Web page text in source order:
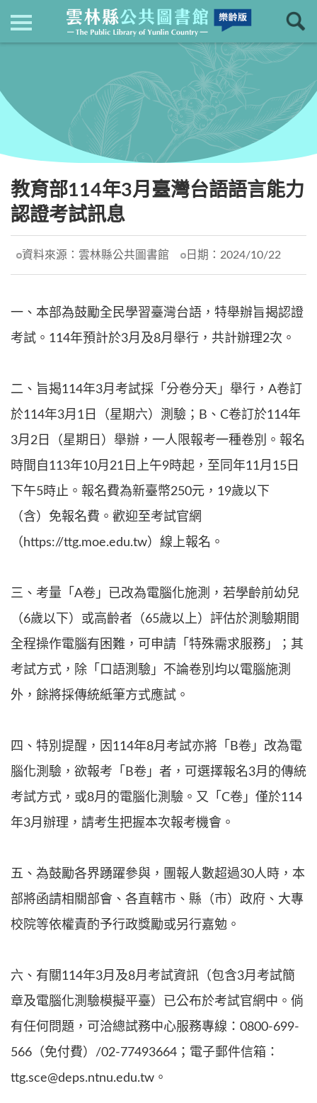
最新消息
教育部114年3月臺灣台語語言能力
認證考試訊息
資料來源： 雲林縣公共圖書館 日期： 2024/10/22
一、本部為鼓勵全民學習臺灣台語，特舉辦旨揭認證
考試。114年預計於3月及8月舉行，共計辦理2次。
二、旨揭114年3月考試採「分卷分天」舉行，A卷訂
於114年3月1日（星期六）測驗；B、C卷訂於114年
3月2日（星期日）舉辦，一人限報考一種卷別。報名
時間自113年10月21日上午9時起，至同年11月15日
下午5時止。報名費為新臺幣250元，19歲以下
（含）免報名費。歡迎至考試官網
（https://ttg.moe.edu.tw）線上報名。
三、考量「A卷」已改為電腦化施測，若學齡前幼兒
（6歲以下）或高齡者（65歲以上）評估於測驗期間
全程操作電腦有困難，可申請「特殊需求服務」；其
考試方式，除「口語測驗」不論卷別均以電腦施測
外，餘將採傳統紙筆方式應試。
四、特別提醒，因114年8月考試亦將「B卷」改為電
腦化測驗，欲報考「B卷」者，可選擇報名3月的傳統
考試方式，或8月的電腦化測驗。又「C卷」僅於114
年3月辦理，請考生把握本次報考機會。
五、為鼓勵各界踴躍參與，團報人數超過30人時，本
部將函請相關部會、各直轄市、縣（市）政府、大專
校院等依權責酌予行政獎勵或另行嘉勉。
六、有關114年3月及8月考試資訊（包含3月考試簡
章及電腦化測驗模擬平臺）已公布於考試官網中。倘
有任何問題，可洽總試務中心服務專線：0800-699-
566（免付費）/02-77493664；電子郵件信箱：
ttg.sce@deps.ntnu.edu.tw。